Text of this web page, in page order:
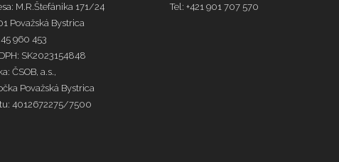
M.R.Štefánika 171/24
Považská Bystrica
45 960 453
SK2023154848
ČSOB, a.s.,
Považská Bystrica
4012672275/7500
Tel: +421 901 707 570